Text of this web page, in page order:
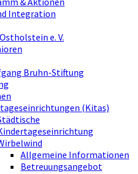
Integration
e. V.
Bruhn-Stiftung
(Kitas)
Allgemeine Informationen
Betreuungsangebot